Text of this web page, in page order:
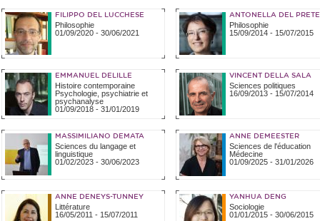
FILIPPO DEL LUCCHESE
Philosophie
01/09/2020 - 30/06/2021
ANTONELLA DEL PRETE
Philosophie
15/09/2014 - 15/07/2015
EMMANUEL DELILLE
Histoire contemporaine
Psychologie, psychiatrie et
psychanalyse
01/09/2018 - 31/01/2019
VINCENT DELLA SALA
Sciences politiques
16/09/2013 - 15/07/2014
MASSIMILIANO DEMATA
Sciences du langage et
linguistique
01/02/2023 - 30/06/2023
ANNE DEMEESTER
Sciences de l'éducation
Médecine
01/09/2025 - 31/01/2026
ANNE DENEYS-TUNNEY
Littérature
16/05/2011 - 15/07/2011
YANHUA DENG
Sociologie
01/01/2015 - 30/06/2015